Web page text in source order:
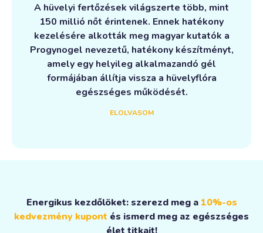
A hüvelyi fertőzések világszerte több, mint
150 millió nőt érintenek. Ennek hatékony
kezelésére alkották meg magyar kutatók a
Progynogel nevezetű, hatékony készítményt,
amely egy helyileg alkalmazandó gél
formájában állítja vissza a hüvelyflóra
egészséges működését.
ELOLVASOM
Energikus kezdőlöket: szerezd meg a10%-os
kedvezmény kupont és ismerd meg az egészséges